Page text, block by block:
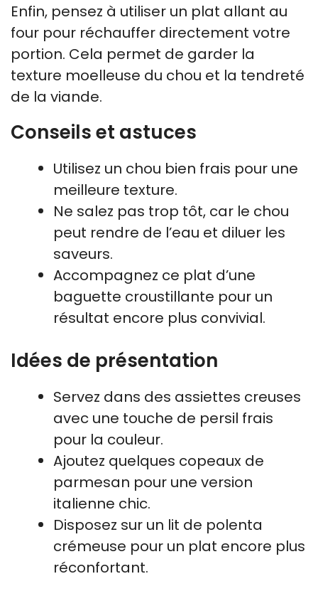
Enfin, pensez à utiliser un plat allant au
four pour réchauffer directement votre
portion. Cela permet de garder la
texture moelleuse du chou et la tendreté
de la viande.
Conseils et astuces
Utilisez un chou bien frais pour une
meilleure texture.
Ne salez pas trop tôt, car le chou
peut rendre de l’eau et diluer les
saveurs.
Accompagnez ce plat d’une
baguette croustillante pour un
résultat encore plus convivial.
Idées de présentation
Servez dans des assiettes creuses
avec une touche de persil frais
pour la couleur.
Ajoutez quelques copeaux de
parmesan pour une version
italienne chic.
Disposez sur un lit de polenta
crémeuse pour un plat encore plus
réconfortant.